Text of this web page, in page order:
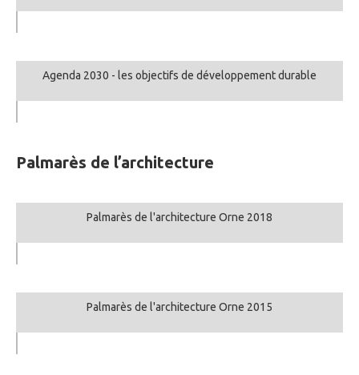
Agenda 2030 - les objectifs de développement durable
Palmarès de l’architecture
Palmarès de l'architecture Orne 2018
Palmarès de l'architecture Orne 2015